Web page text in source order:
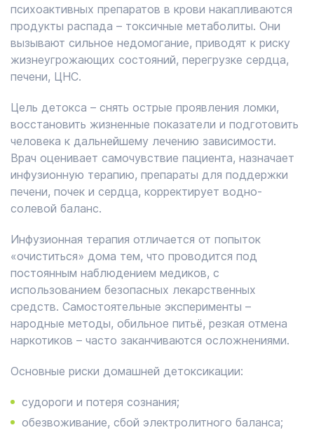
психоактивных препаратов в крови накапливаются
продукты распада – токсичные метаболиты. Они
вызывают сильное недомогание, приводят к риску
жизнеугрожающих состояний, перегрузке сердца,
печени, ЦНС.
Цель детокса – снять острые проявления ломки,
восстановить жизненные показатели и подготовить
человека к дальнейшему лечению зависимости.
Врач оценивает самочувствие пациента, назначает
инфузионную терапию, препараты для поддержки
печени, почек и сердца, корректирует водно-
солевой баланс.
Инфузионная терапия отличается от попыток
«очиститься» дома тем, что проводится под
постоянным наблюдением медиков, с
использованием безопасных лекарственных
средств. Самостоятельные эксперименты –
народные методы, обильное питьё, резкая отмена
наркотиков – часто заканчиваются осложнениями.
Основные риски домашней детоксикации:
судороги и потеря сознания;
обезвоживание, сбой электролитного баланса;